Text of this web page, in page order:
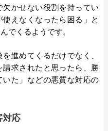
かせない役割を持ってい
えなくなったら困る」と
でくるようです。
進めてくるだけでなく、
請求されたと思ったら、勝
た」などの悪質な対応の
対応